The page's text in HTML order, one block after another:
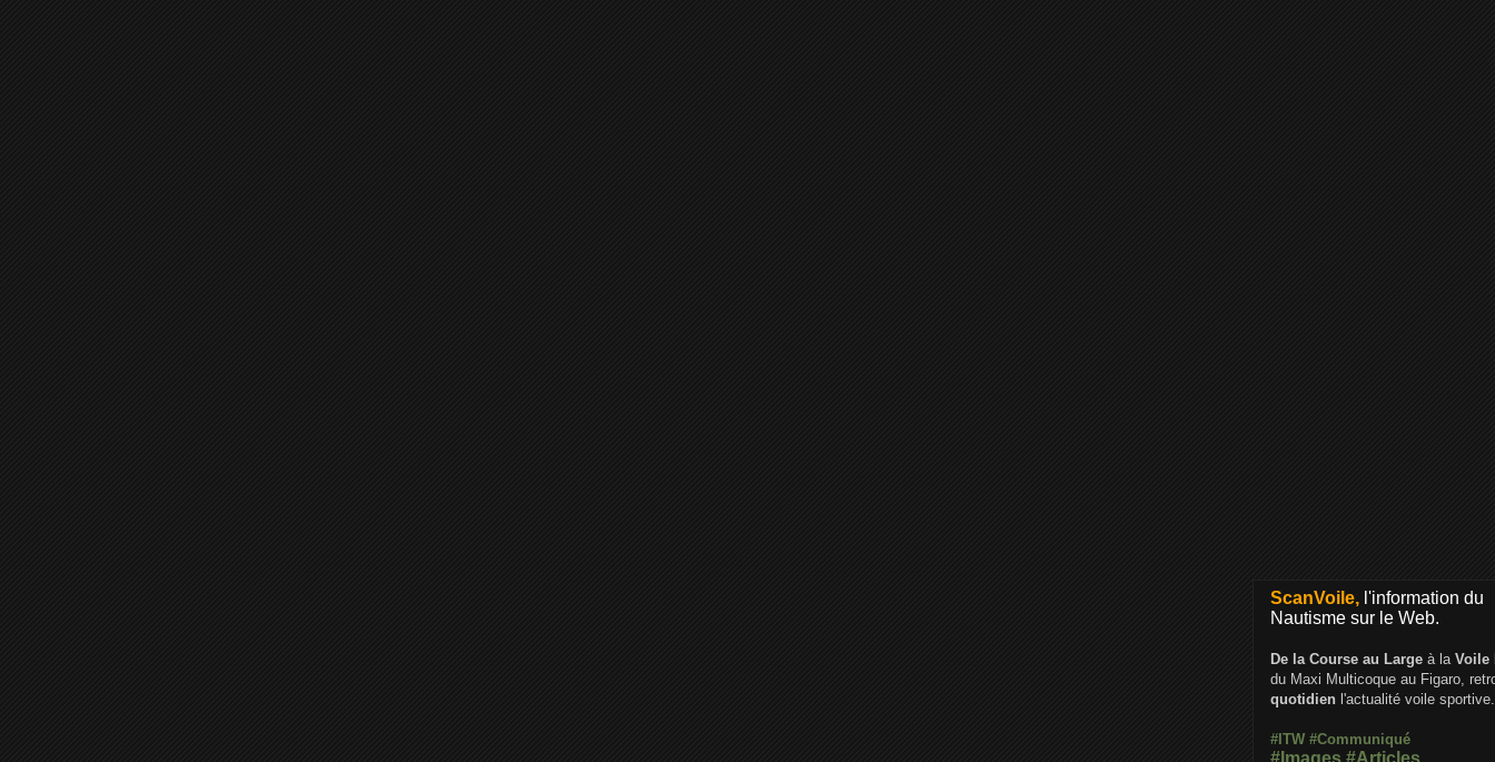
ScanVoile, l'information du
Nautisme sur le Web.
De la Course au Large à la Voile
du Maxi Multicoque au Figaro,
quotidien l'actualité voile sportive.
#ITW #Communiqué
#Images #Articles